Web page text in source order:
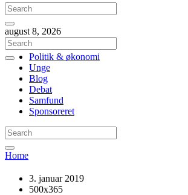
august 8, 2026
Politik & økonomi
Unge
Blog
Debat
Samfund
Sponsoreret
Home
3. januar 2019
500x365